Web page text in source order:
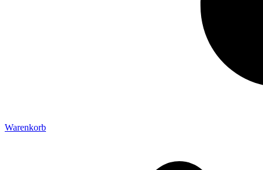
Warenkorb